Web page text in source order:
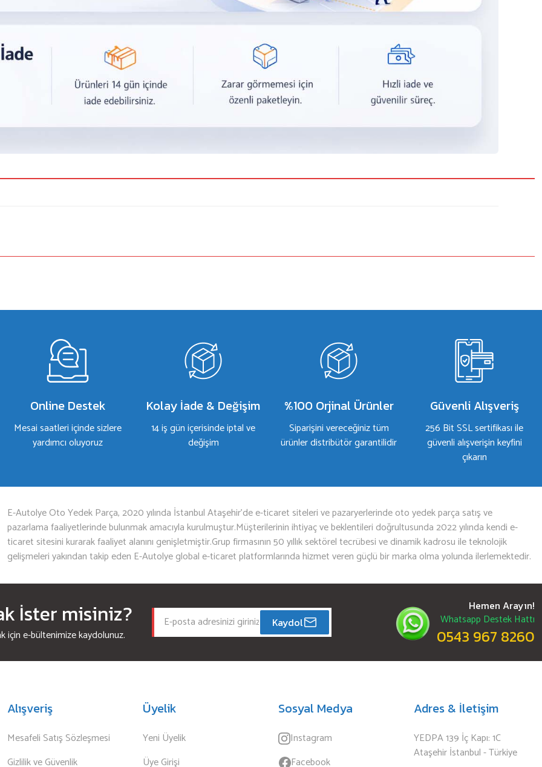
Bu ürüne ilk yorumu siz yapın!
Online Destek
Mesai saatleri içinde sizlere
yardımcı oluyoruz
Kolay İade & Değişim
14 iş gün içerisinde iptal ve
değişim
%100 Orjinal Ürünler
Siparişini vereceğiniz tüm
ürünler distribütör garantilidir
Güvenli Alışveriş
256 Bit SSL sertifikası ile
güvenli alışverişin keyfini
çıkarın
E-Autolye Oto Yedek Parça, 2020 yılında İstanbul Ataşehir’de e-ticaret siteleri ve pazaryerlerinde oto yedek parça satış ve
pazarlama faaliyetlerinde bulunmak amacıyla kurulmuştur.Müşterilerinin ihtiyaç ve beklentileri doğrultusunda 2022 yılında kendi e-
ticaret sitesini kurarak faaliyet alanını genişletmiştir.Grup firmasının 50 yıllık sektörel tecrübesi ve dinamik kadrosu ile teknolojik
gelişmeleri yakından takip eden E-Autolye global e-ticaret platformlarında hizmet veren güçlü bir marka olma yolunda ilerlemektedir.
İster misiniz?
için e-bültenimize kaydolunuz.
Kaydol
Hemen Arayın!
Whatsapp Destek Hattı
0543 967 8260
Alışveriş
Mesafeli Satış Sözleşmesi
Gizlilik ve Güvenlik
Üyelik
Yeni Üyelik
Üye Girişi
Sosyal Medya
Instagram
Facebook
Adres & İletişim
YEDPA 139 İç Kapı: 1C
Ataşehir İstanbul - Türkiye